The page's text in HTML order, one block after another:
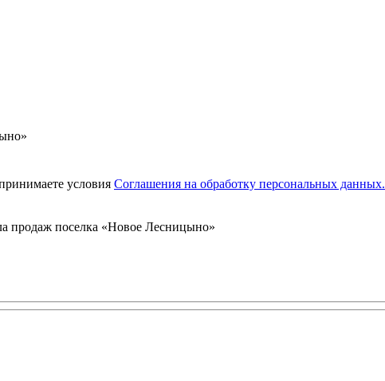
условия Соглашения на обработку персональных данных.
продаж поселка «Новое Лесницыно»